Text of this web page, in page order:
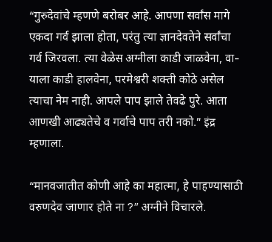
“गुरुदेवांचे म्हणणे बरोबर आहे. आपणा सर्वांस मागे
एकदा गर्व झाला होता, परंतु त्या ज्ञानदेवतेने सर्वांचा
गर्व जिरवला. त्या वेळेस अग्नीला काडी जाळवेना, वा-
याला काडी हालवेना, परमेश्वरी शक्ती कोठे असेल
त्याचा नेम नाही. आपले पाप झाले तेवढे पुरे. आता
आणखी आढ्यतेचे व गर्वाचे पाप तरी नको.” इंद्र
म्हणाला.
“मानवजातीत कोणी आहे का महात्मा, हे पाहण्यासाठी
वरुणदेव जाणार होते ना ?” अग्नीने विचारले.